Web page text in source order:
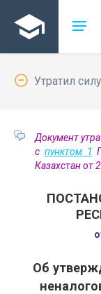
Утратил силу
Документ
с пунктом 1
Казахстан от
Об